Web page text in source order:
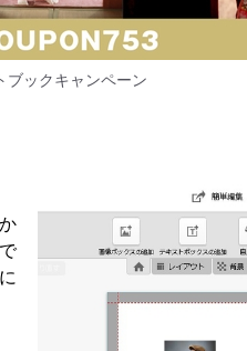
ブックキャンペーン